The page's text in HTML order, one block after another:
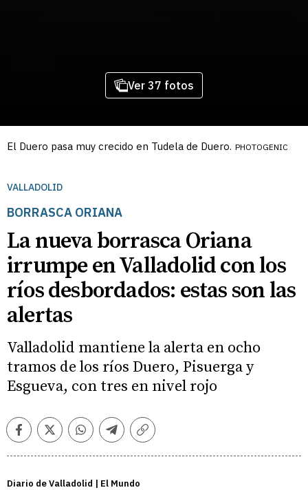
Ver 37 fotos
El Duero pasa muy crecido en Tudela de Duero. PHOTOGENIC
VALLADOLID
BORRASCA ORIANA
La nueva borrasca Oriana
irrumpe en Valladolid con los
ríos desbordados: estas son las
alertas
Valladolid mantiene la alerta en ocho
tramos de los ríos Duero, Pisuerga y
Esgueva, con tres en nivel rojo
FacebookTwitterWhatsappTelegramCopiar
Diario de Valladolid | El Mundo